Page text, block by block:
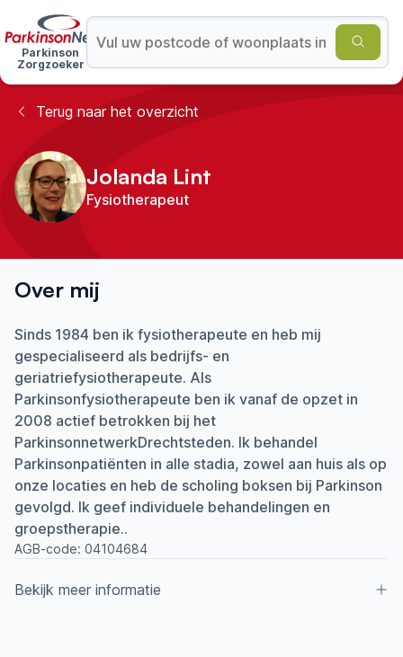
Parkinson
Zorgzoeker
Terug naar het overzicht
Jolanda Lint
Fysiotherapeut
Over mij
Sinds 1984 ben ik fysiotherapeute en heb mij
gespecialiseerd als bedrijfs- en
geriatriefysiotherapeute. Als
Parkinsonfysiotherapeute ben ik vanaf de opzet in
2008 actief betrokken bij het
ParkinsonnetwerkDrechtsteden. Ik behandel
Parkinsonpatiënten in alle stadia, zowel aan huis als op
onze locaties en heb de scholing boksen bij Parkinson
gevolgd. Ik geef individuele behandelingen en
groepstherapie..
AGB-code: 04104684
Bekijk meer informatie